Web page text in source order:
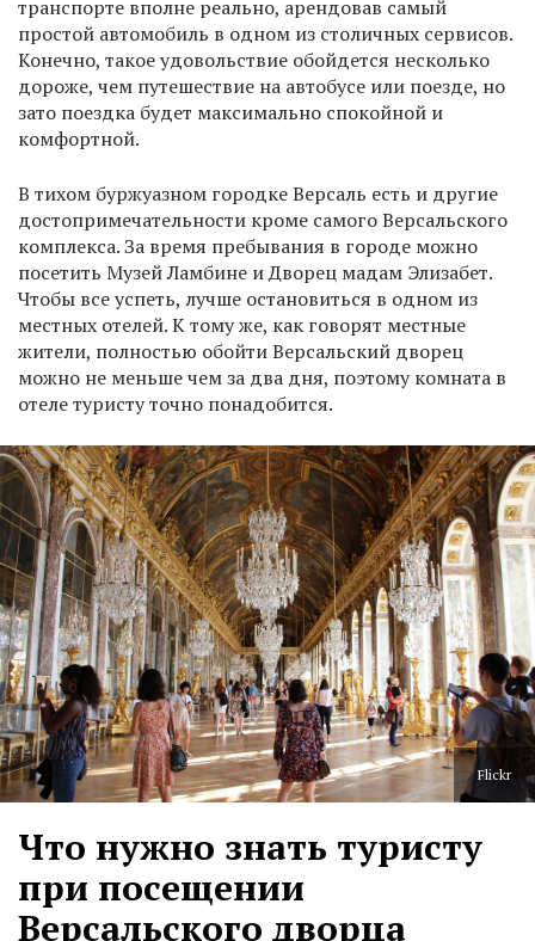
транспорте вполне реально, арендовав самый
простой автомобиль в одном из столичных сервисов.
Конечно, такое удовольствие обойдется несколько
дороже, чем путешествие на автобусе или поезде, но
зато поездка будет максимально спокойной и
комфортной.
В тихом буржуазном городке Версаль есть и другие
достопримечательности кроме самого Версальского
комплекса. За время пребывания в городе можно
посетить Музей Ламбине и Дворец мадам Элизабет.
Чтобы все успеть, лучше остановиться в одном из
местных отелей. К тому же, как говорят местные
жители, полностью обойти Версальский дворец
можно не меньше чем за два дня, поэтому комната в
отеле туристу точно понадобится.
Flickr
Что нужно знать туристу
при посещении
Версальского дворца